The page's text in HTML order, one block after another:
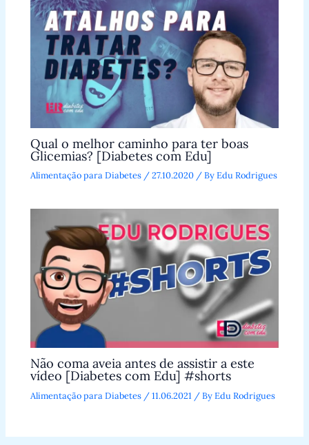
Qual o melhor caminho para ter boas
Glicemias? [Diabetes com Edu]
Alimentação para Diabetes /27.10.2020 / ByEdu Rodrigues
Não coma aveia antes de assistir a este
vídeo [Diabetes com Edu] #shorts
Alimentação para Diabetes /11.06.2021 / ByEdu Rodrigues